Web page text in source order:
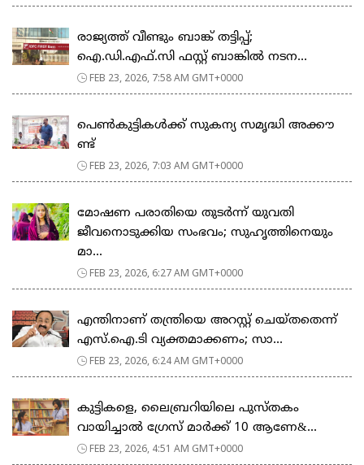
രാജ്യത്ത് വീണ്ടും ബാങ്ക് തട്ടിപ്പ്;
ഐ.ഡി.എഫ്.സി ഫസ്റ്റ് ബാങ്കിൽ നടന...
FEB 23, 2026, 7:58 AM GMT+0000
പെ​ൺ​കു​ട്ടി​ക​ൾ​ക്ക് സു​ക​ന്യ സ​മൃ​ദ്ധി അ​ക്കൗ​
ണ്ട്
FEB 23, 2026, 7:03 AM GMT+0000
മോഷണ പരാതിയെ തുടര്‍ന്ന് യുവതി
ജീവനൊടുക്കിയ സംഭവം; സുഹൃത്തിനെയും
മാ...
FEB 23, 2026, 6:27 AM GMT+0000
എന്തിനാണ് തന്ത്രിയെ അറസ്റ്റ് ചെയ്തതെന്ന്
എസ്.ഐ.ടി വ്യക്തമാക്കണം; സാ...
FEB 23, 2026, 6:24 AM GMT+0000
കുട്ടികളെ, ലൈബ്രറിയിലെ പുസ്തകം
വായിച്ചാല്‍ ഗ്രേസ് മാര്‍ക്ക് 10 ആണേ&...
FEB 23, 2026, 4:51 AM GMT+0000